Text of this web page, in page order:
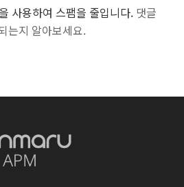
사용하여 스팸을 줄입니다. 댓글
는지 알아보세요.